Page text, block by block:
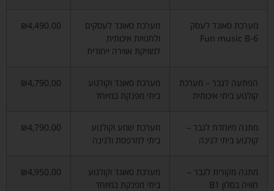
מערכת סאונד לעסק
Fun music B-6
מערכת סאונד לעסקים
ולחנויות איכותית
למוזיקת אווירה ייחודית
₪4,490.00
הפתעה לגבר – מערכת
קולנוע ביתי איכותית
מערכת סאונד וקולנוע
ביתי מפנקת במיוחד
₪4,790.00
מתנה מיוחדת לגבר –
קולנוע ביתי לגינה
מערכת שמע וקולנוע
ביתי למרפסת ולגינה
₪4,790.00
מתנה מקורית לגבר –
חוויה בסלון B1
מערכת סאונד וקולנוע
ביתי מפנקת במיוחד
₪4,950.00